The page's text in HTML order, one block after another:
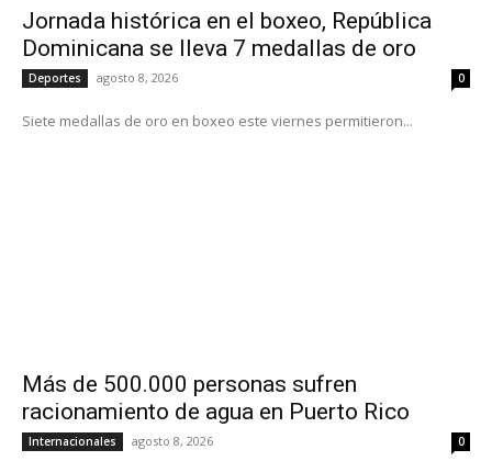
Jornada histórica en el boxeo, República
Dominicana se lleva 7 medallas de oro
Deportes agosto 8, 2026 0
Siete medallas de oro en boxeo este viernes permitieron...
Más de 500.000 personas sufren
racionamiento de agua en Puerto Rico
Internacionales agosto 8, 2026 0